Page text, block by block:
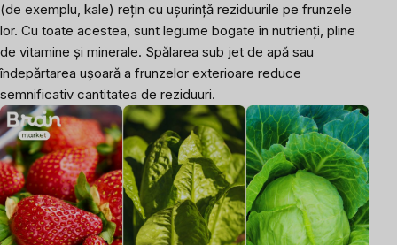
(de exemplu, kale) rețin cu ușurință reziduurile pe frunzele
lor. Cu toate acestea, sunt legume bogate în nutrienți, pline
de vitamine și minerale. Spălarea sub jet de apă sau
îndepărtarea ușoară a frunzelor exterioare reduce
semnificativ cantitatea de reziduuri.